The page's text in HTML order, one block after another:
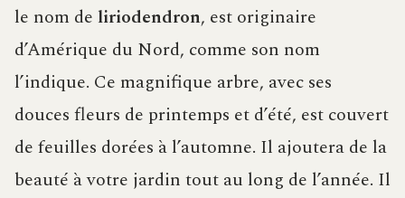
le nom de liriodendron, est originaire
d’Amérique du Nord, comme son nom
l’indique. Ce magnifique arbre, avec ses
douces fleurs de printemps et d’été, est couvert
de feuilles dorées à l’automne. Il ajoutera de la
beauté à votre jardin tout au long de l’année. Il